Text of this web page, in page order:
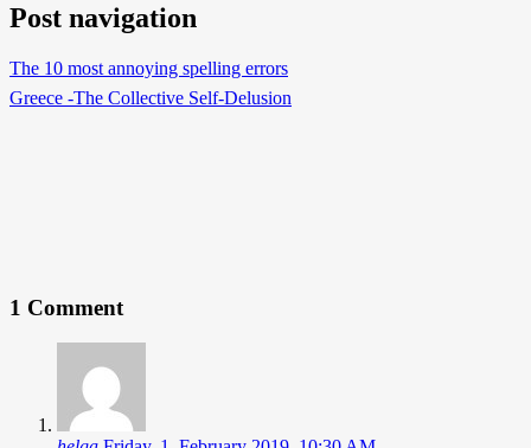
Post navigation
The 10 most annoying spelling errors
Greece -The Collective Self-Delusion
1 Comment